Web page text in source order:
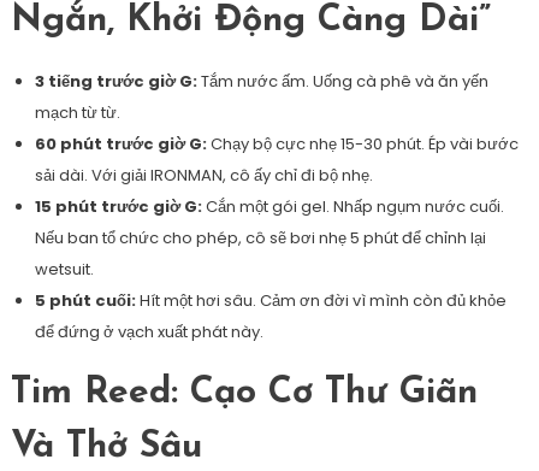
Ngắn, Khởi Động Càng Dài”
3 tiếng trước giờ G:Tắm nước ấm. Uống cà phê và ăn yến
mạch từ từ.
60 phút trước giờ G:Chạy bộ cực nhẹ 15-30 phút. Ép vài bước
sải dài. Với giải IRONMAN, cô ấy chỉ đi bộ nhẹ.
15 phút trước giờ G:Cắn một gói gel. Nhấp ngụm nước cuối.
Nếu ban tổ chức cho phép, cô sẽ bơi nhẹ 5 phút để chỉnh lại
wetsuit.
5 phút cuối:Hít một hơi sâu. Cảm ơn đời vì mình còn đủ khỏe
để đứng ở vạch xuất phát này.
Tim Reed: Cạo Cơ Thư Giãn
Và Thở Sâu